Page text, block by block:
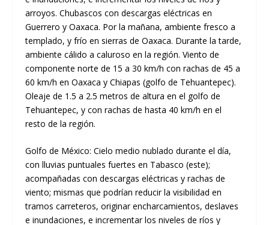
arroyos. Chubascos con descargas eléctricas en
Guerrero y Oaxaca. Por la mañana, ambiente fresco a
templado, y frío en sierras de Oaxaca. Durante la tarde,
ambiente cálido a caluroso en la región. Viento de
componente norte de 15 a 30 km/h con rachas de 45 a
60 km/h en Oaxaca y Chiapas (golfo de Tehuantepec).
Oleaje de 1.5 a 2.5 metros de altura en el golfo de
Tehuantepec, y con rachas de hasta 40 km/h en el
resto de la región.
Golfo de México: Cielo medio nublado durante el día,
con lluvias puntuales fuertes en Tabasco (este);
acompañadas con descargas eléctricas y rachas de
viento; mismas que podrían reducir la visibilidad en
tramos carreteros, originar encharcamientos, deslaves
e inundaciones, e incrementar los niveles de ríos y